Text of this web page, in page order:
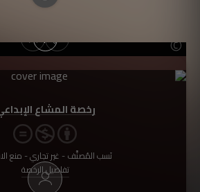
رخصة المشاع
نَسب المُصنَّف - غير تجاري - منع
تفاصيل الرخصة